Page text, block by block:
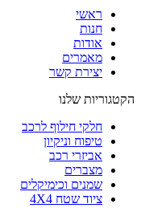
ראשי
חנות
אודות
מאמרים
יצירת קשר
הקטגוריות שלנו
חלקי חילוף לרכב
טיפוח וניקיון
אביזרי רכב
מצברים
שמנים וכימיקלים
ציוד שטח 4X4